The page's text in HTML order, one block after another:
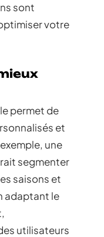
sont
votre
permet de
et
une
segmenter
saisons et
adaptant le
utilisateurs